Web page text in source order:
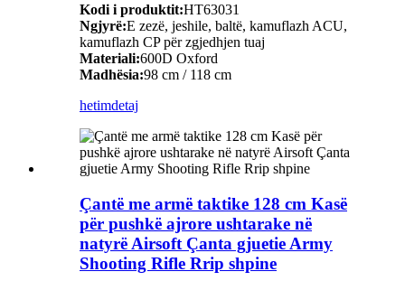
Kodi i produktit:HT63031
Ngjyrë:E zezë, jeshile, baltë, kamuflazh ACU,
kamuflazh CP për zgjedhjen tuaj
Materiali:600D Oxford
Madhësia:98 cm / 118 cm
hetimdetaj
Çantë me armë taktike 128 cm Kasë
për pushkë ajrore ushtarake në
natyrë Airsoft Çanta gjuetie Army
Shooting Rifle Rrip shpine